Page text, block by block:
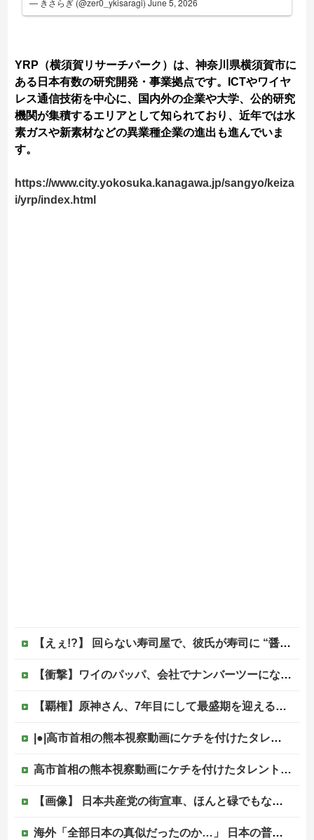
— きさらぎ (@zer0_ykisaragi)June 5, 2026
YRP（横須賀リサーチパーク）は、神奈川県横須賀市に
ある日本有数の研究開発・事業拠点です。ICTやワイヤ
レス通信技術を中心に、国内外の企業や大学、公的研究
機関が集積するエリアとして知られており、近年では水
素ガスや新素材などの異業種企業の進出も進んでいま
す。​
https://www.city.yokosuka.kanagawa.jp/sangyo/keiza
i/yrp/index.html
【えぇ!?】 回らない寿司屋で、彼氏が寿司に “醤油” つけてた→私「は？30にもなって、醤油つけるとか恥ずかしい！ドン引き！低レベル!! 回転寿司しか行ったことない人はこれだから…」
【衝撃】ワイのパッパ、会社でナンバーツーになった結果ｗｗｗｗｗｗｗｗｗｗ
【覇権】原神さん、7年目にして最盛期を迎えるｗｗｗｗｗｗｗｗｗｗ
|●|高市首相の熊本視察動画にケチを付けたタレント、「正体バレバレよな」と黒電話の呼び方であっさりと……
高市首相の熊本視察動画にケチを付けたタレント、「正体バレバレよな」と黒電話の呼び方であっさりと……他
【画像】 日本共産党の街宣車、ほんと碌でもないな
海外「全部日本の真似だったのか…」 日本の普通のテレビ番組が最新SNSの数十年先を行っていたと話題に